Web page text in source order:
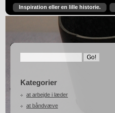
Inspiration eller en lille historie.
Kategorier
at arbejde i læder
at båndvæve